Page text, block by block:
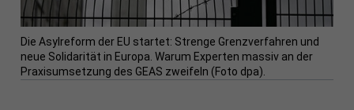
Die Asylreform der EU startet: Strenge Grenzverfahren und
neue Solidarität in Europa. Warum Experten massiv an der
Praxisumsetzung des GEAS zweifeln (Foto dpa).